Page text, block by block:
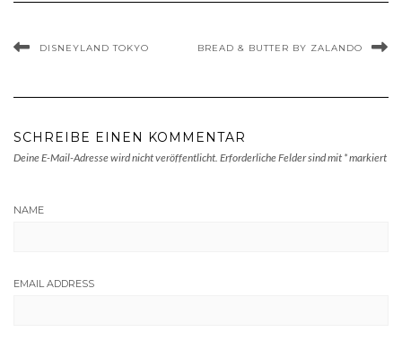
DISNEYLAND TOKYO BREAD & BUTTER BY ZALANDO
SCHREIBE EINEN KOMMENTAR
Deine E-Mail-Adresse wird nicht veröffentlicht. Erforderliche Felder sind mit *markiert
NAME
EMAIL ADDRESS